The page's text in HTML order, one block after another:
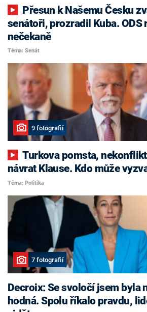
senátoři, prozradil Kuba. ODS
nečekaně
Téma: Senát
9 fotografií
Turkova pomsta, nekonfliktní Havlíček i
návrat Klause. Kdo může
Téma: Politika
7 fotografií
Decroix: Se svoločí jsem byla
hodná. Spolu říkalo pravdu,